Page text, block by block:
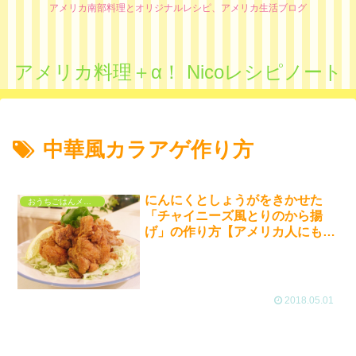
アメリカ南部料理とオリジナルレシピ、アメリカ生活ブログ
アメリカ料理＋α！ Nicoレシピノート
中華風カラアゲ作り方
おうちごはんメニュー
にんにくとしょうがをきかせた
「チャイニーズ風とりのから揚
げ」の作り方【アメリカ人にも人
2018.05.01